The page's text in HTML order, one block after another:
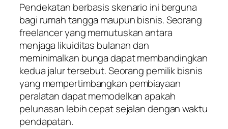
Pendekatan berbasis skenario ini berguna
bagi rumah tangga maupun bisnis. Seorang
freelancer yang memutuskan antara
menjaga likuiditas bulanan dan
meminimalkan bunga dapat membandingkan
kedua jalur tersebut. Seorang pemilik bisnis
yang mempertimbangkan pembiayaan
peralatan dapat memodelkan apakah
pelunasan lebih cepat sejalan dengan waktu
pendapatan.